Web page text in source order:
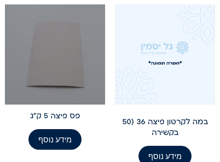
במה לקרטון פיצה 36 (50
בקשירה
מידע נוסף
פס פיצה 5 ק"ג
מידע נוסף